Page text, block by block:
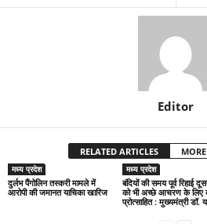
Editor
RELATED ARTICLES
मध्य प्रदेश
दुर्लभ पैंगोलिन तस्करी मामले में
आरोपी की जमानत याचिका खारिज
मध्य प्रदेश
बंदियों की समय पूर्व रिहाई
को भी अच्छे आचरण के लिए
प्रोत्साहित : मुख्यमंत्री डॉ.